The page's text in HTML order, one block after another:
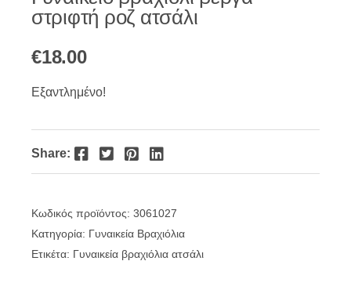
στριφτή ροζ ατσάλι
€18.00
Εξαντλημένο!
Share: Facebook Twitter Pinterest LinkedIn
Κωδικός προϊόντος: 3061027
Κατηγορία: Γυναικεία Βραχιόλια
Ετικέτα: Γυναικεία βραχιόλια ατσάλι